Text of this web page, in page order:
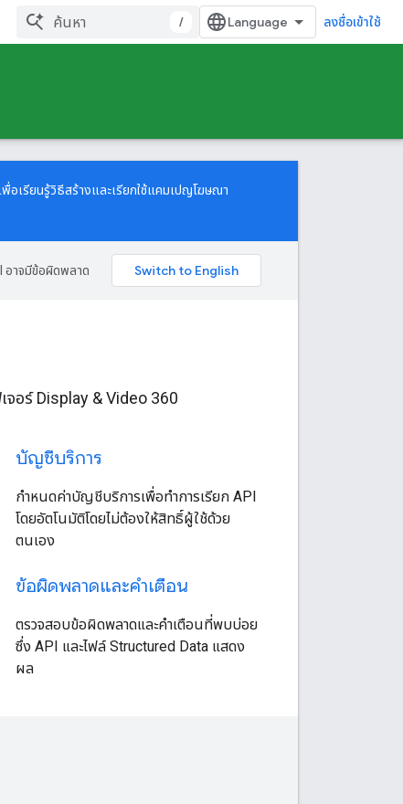
/ ลงชื่อเข้าใช้
พื่อเรียนรู้วิธีสร้างและเรียกใช้แคมเปญโฆษณา
อาจมีข้อผิดพลาด
จอร์ Display & Video 360
บัญชีบริการ
กำหนดค่าบัญชีบริการเพื่อทำการเรียก API
โดยอัตโนมัติโดยไม่ต้องให้สิทธิ์ผู้ใช้ด้วย
ตนเอง
ข้อผิดพลาดและคําเตือน
ตรวจสอบข้อผิดพลาดและคำเตือนที่พบบ่อย
ซึ่ง API และไฟล์ Structured Data แสดง
ผล